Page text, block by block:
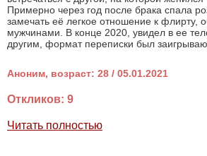
Примерно через год после брака спала
замечать её легкое отношение к флирту,
мужчинами. В конце 2020, увидел в ее
другим, формат переписки был
Аноним, возраст: 28 / 05.01.2021
Откликов: 9
Читать полностью